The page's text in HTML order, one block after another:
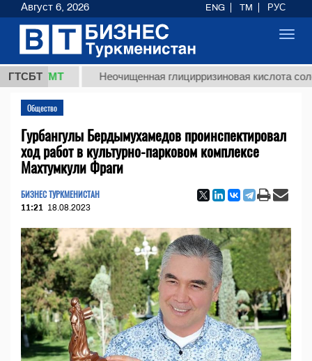
ГТСБТ
ТМТ Неочищенная глицирризиновая кислота
Общество
Гурбангулы Бердымухамедов проинспектировал
ход работ в культурно-парковом комплексе
Махтумкули Фраги
БИЗНЕС ТУРКМЕНИСТАН
11:21 18.08.2023
Август 6, 2026 ENG TM РУС